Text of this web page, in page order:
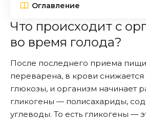
Оглавление
Что происходит с
во время голода?
После последнего приема
переварена, в крови снижается
глюкозы, и организм начинает
гликогены — полисахариды,
углеводы. То есть гликогены —